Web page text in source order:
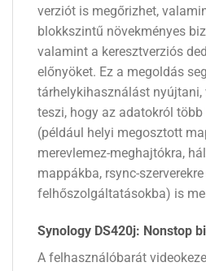
verziót is megőrizhet,
blokkszintű növekményes
valamint a keresztverziós
előnyöket. Ez a megoldás
tárhelykihasználást
teszi, hogy az adatokról
(például helyi megosztott
merevlemez-meghajtókra,
mappákba, rsync-
felhőszolgáltatásokba) is
Synology DS420j: Nonstop
A felhasználóbarát